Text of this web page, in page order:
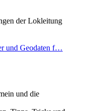
der Lokleitung
und Geodaten f…
und die